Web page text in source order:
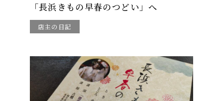
「長浜きもの早春のつどい」へ
店主の日記